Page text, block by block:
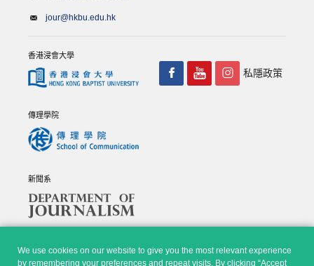
We use cookies on our website to give you the most relevant experience
by remembering your preferences and repeat visits. By clicking “Accept
jour@hkbu.edu.hk
香港浸會大學
傳理學院
新聞系
私隱政策